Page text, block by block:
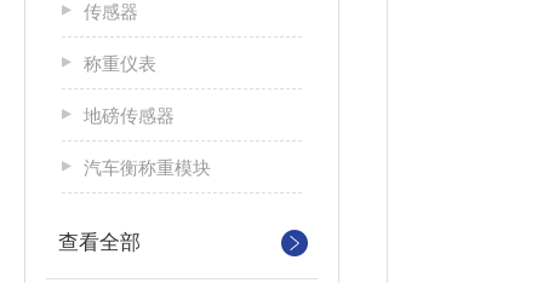
传感器
称重仪表
地磅传感器
汽车衡称重模块
查看全部